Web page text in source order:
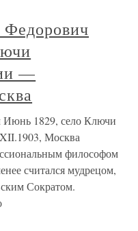
—
1829, село Ключи
Москва
философом
считался мудрецом,
Сократом.